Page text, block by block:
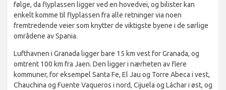
følge, da flyplassen ligger ved en hovedvei, og bilister kan
enkelt komme til flyplassen fra alle retninger via noen
fremtredende veier som knytter de viktigste byene i de sørlige
områdene av Spania.
Lufthavnen i Granada ligger bare 15 km vest for Granada, og
omtrent 100 km fra Jaen. Den ligger i nærheten av flere
kommuner, for eksempel Santa Fe, El Jau og Torre Abeca i vest,
Chauchina og Fuente Vaqueros i nord, Cijuela og Láchar i øst, og